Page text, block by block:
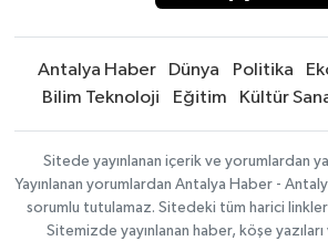
Antalya Haber Dünya Politika
Bilim Teknoloji
Eğitim Kültür
Sitede yayınlanan içerik ve yorumlardan
Yayınlanan yorumlardan Antalya Haber -
sorumlu tutulamaz. Sitedeki tüm harici linkler
Sitemizde yayınlanan haber, köşe